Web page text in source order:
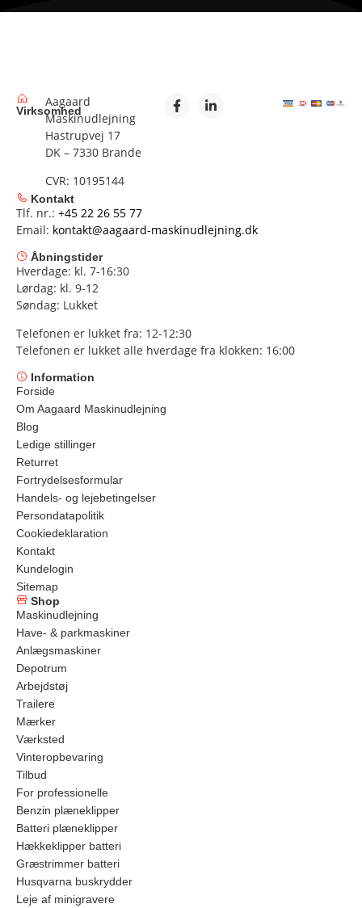
Virksomhed
Aagaard
Maskinudlejning
Hastrupvej 17
DK – 7330 Brande
CVR: 10195144
Kontakt
Tlf. nr.: +45 22 26 55 77
Email: kontakt@aagaard-maskinudlejning.dk
Åbningstider
Hverdage: kl. 7-16:30
Lørdag: kl. 9-12
Søndag: Lukket
Telefonen er lukket fra: 12-12:30
Telefonen er lukket alle hverdage fra klokken: 16:00
Information
Forside
Om Aagaard Maskinudlejning
Blog
Ledige stillinger
Returret
Fortrydelsesformular
Handels- og lejebetingelser
Persondatapolitik
Cookiedeklaration
Kontakt
Kundelogin
Sitemap
Shop
Maskinudlejning
Have- & parkmaskiner
Anlægsmaskiner
Depotrum
Arbejdstøj
Trailere
Mærker
Værksted
Vinteropbevaring
Tilbud
For professionelle
Benzin plæneklipper
Batteri plæneklipper
Hækkeklipper batteri
Græstrimmer batteri
Husqvarna buskrydder
Leje af minigravere